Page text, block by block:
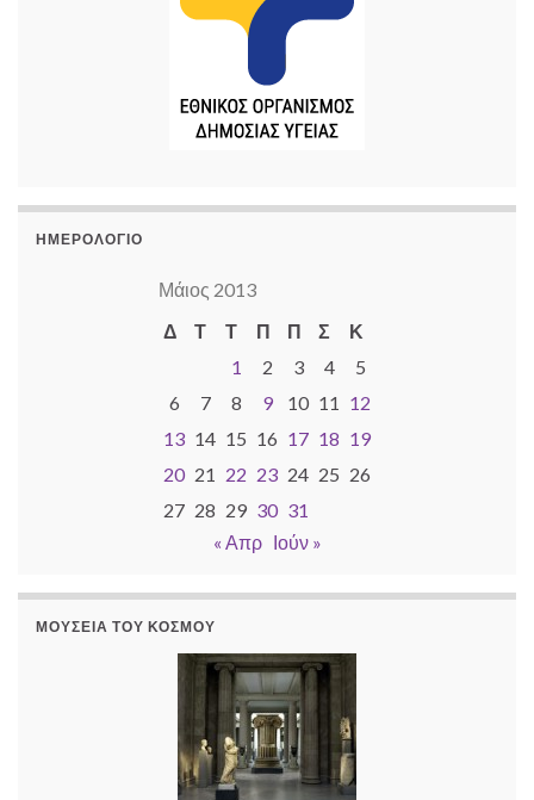
ΗΜΕΡΟΛΌΓΙΟ
Μάιος 2013
Δ
Τ Τ Π Π Σ
Κ
1
2 3 4
5
6
7 8 9 10 11 12
13 14 15 16 17 18 19
20 21 22 23 24 25 26
27 28 29 30 31
« Απρ Ιούν »
ΜΟΥΣΕΊΑ ΤΟΥ ΚΌΣΜΟΥ